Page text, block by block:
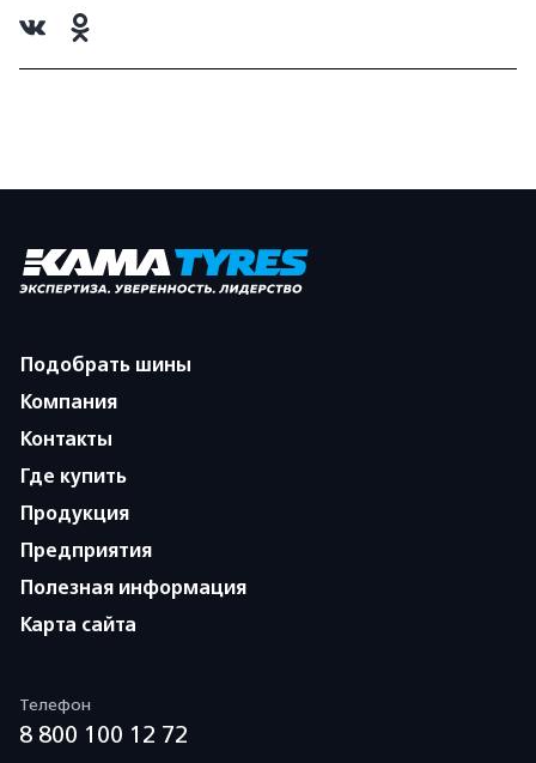
Подобрать шины
Компания
Контакты
Где купить
Продукция
Предприятия
Полезная информация
Карта сайта
Телефон
8 800 100 12 72